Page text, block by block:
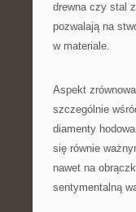
drewna czy stal
pozwalają na
w materiale.
Aspekt
szczególnie
diamenty
się równie
nawet na
sentymentalną